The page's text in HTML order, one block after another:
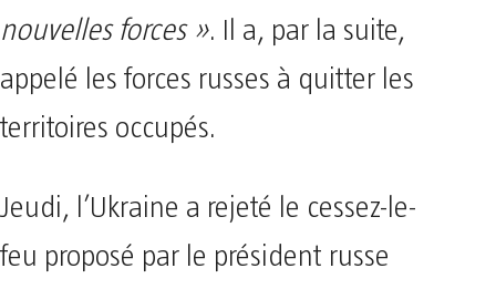
nouvelles forces ». Il a, par la suite,
appelé les forces russes à quitter les
territoires occupés.
Jeudi, l’Ukraine a rejeté le cessez-le-
feu proposé par le président russe